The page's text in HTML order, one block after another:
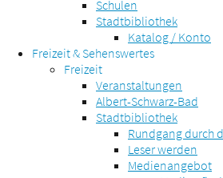
Schulen
Stadtbibliothek
Katalog / Konto
Freizeit & Sehenswertes
Freizeit
Veranstaltungen
Albert-Schwarz-Bad
Stadtbibliothek
Rundgang durch
Leser werden
Medienangebot